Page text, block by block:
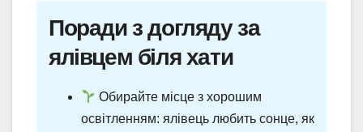
Поради з догляду за
ялівцем біля хати
Обирайте місце з хорошим
освітленням: ялівець любить сонце, як